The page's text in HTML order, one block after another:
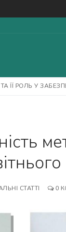
ЇЇ РОЛЬ У
СТАТТІ 0